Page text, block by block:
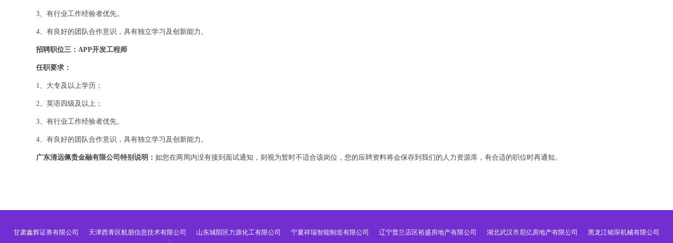
3、有行业工作经验者优先。
4、有良好的团队合作意识，具有独立学习及创新能力。
招聘职位三：APP开发工程师
任职要求：
1、大专及以上学历；
2、英语四级及以上；
3、有行业工作经验者优先。
4、有良好的团队合作意识，具有独立学习及创新能力。
广东清远佩贵金融有限公司特别说明： 如您在两周内没有接到面试通知，则视为暂时不适合该岗位，您的应聘资料将会保存到我们的人力资源库，有合适的职位时再通知。
甘肃鑫辉证券有限公司 天津西青区航朋信息技术有限公司 山东城阳区力源化工有限公司 宁夏祥瑞智能制造有限公司 辽宁普兰店区裕盛房地产有限公司 湖北武汉市尼亿房地产有限公司 黑龙江铭琛机械有限公司